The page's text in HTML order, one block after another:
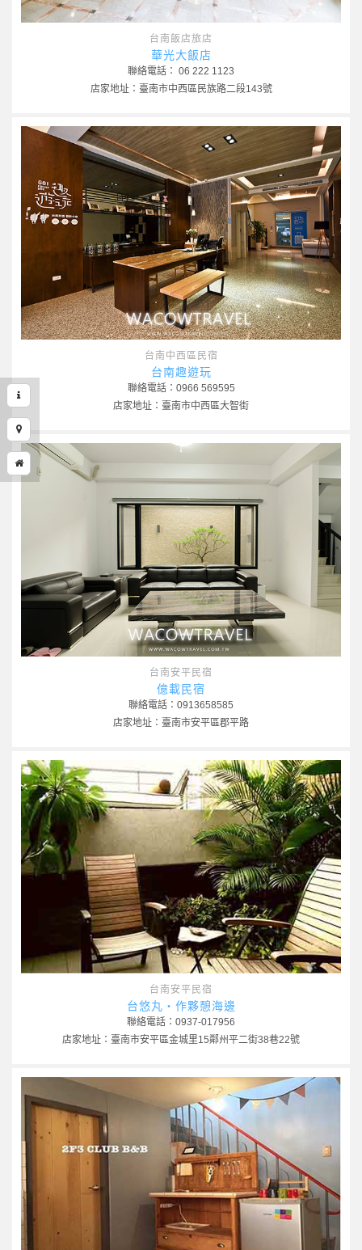
台南飯店旅店
華光大飯店
聯絡電話： 06 222 1123
店家地址：臺南市中西區民族路二段143號
台南中西區民宿
台南趣遊玩
聯絡電話：0966 569595
店家地址：臺南市中西區大智街
台南安平民宿
億載民宿
聯絡電話：0913658585
店家地址：臺南市安平區郡平路
台南安平民宿
台悠丸‧作夥憩海邊
聯絡電話：0937-017956
店家地址：臺南市安平區金城里15鄰州平二街38巷22號